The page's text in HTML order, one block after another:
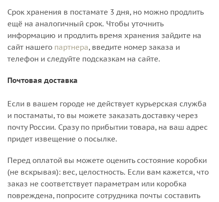
Срок хранения в постамате 3 дня, но можно продлить
ещё на аналогичный срок. Чтобы уточнить
информацию и продлить время хранения зайдите на
сайт нашего партнера, введите номер заказа и
телефон и следуйте подсказкам на сайте.
Почтовая доставка
Если в вашем городе не действует курьерская служба
и постаматы, то вы можете заказать доставку через
почту России. Сразу по прибытии товара, на ваш адрес
придет извещение о посылке.
Перед оплатой вы можете оценить состояние коробки
(не вскрывая): вес, целостность. Если вам кажется, что
заказ не соответствует параметрам или коробка
повреждена, попросите сотрудника почты составить